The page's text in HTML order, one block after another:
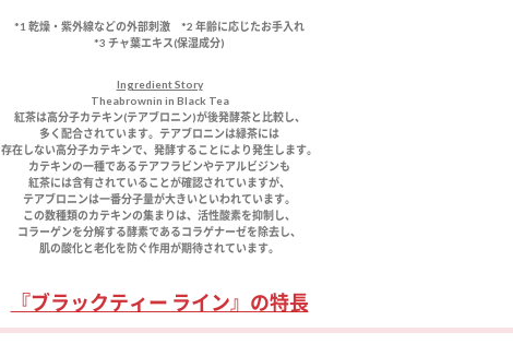
*1 乾燥・紫外線などの外部刺激 *2 年齢に応じたお手入れ
*3 チャ葉エキス(保湿成分)
Ingredient Story
Theabrownin in Black Tea
紅茶は高分子カテキン(テアブロニン)が後発酵茶と比較し、
多く配合されています。テアブロニンは緑茶には
存在しない高分子カテキンで、発酵することにより発生します。
カテキンの一種であるテアフラビンやテアルビジンも
紅茶には含有されていることが確認されていますが、
テアブロニンは一番分子量が大きいといわれています。
この数種類のカテキンの集まりは、活性酸素を抑制し、
コラーゲンを分解する酵素であるコラゲナーゼを除去し、
肌の酸化と老化を防ぐ作用が期待されています。
『ブラックティー ライン』の特長